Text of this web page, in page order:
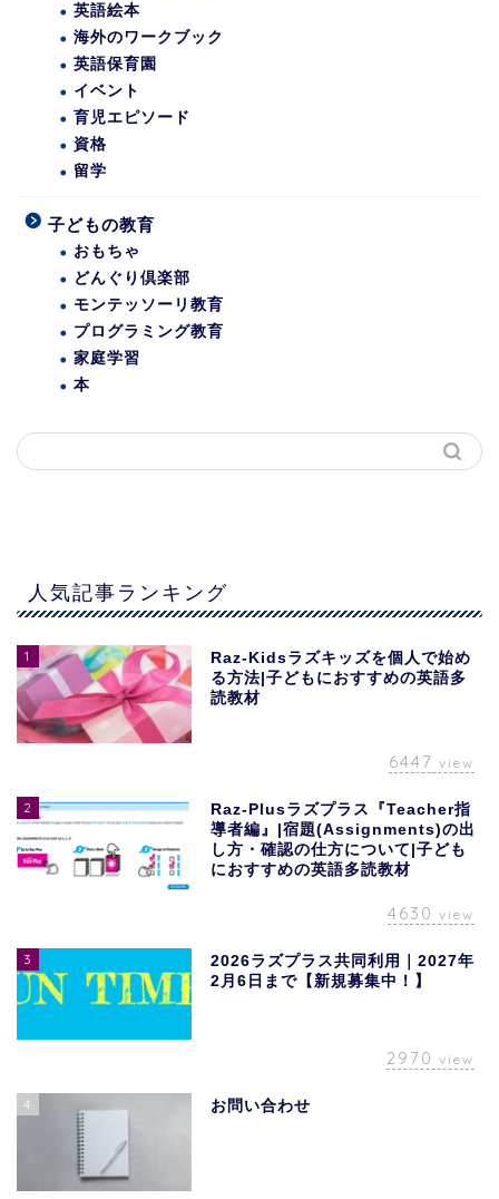
英語絵本
海外のワークブック
英語保育園
イベント
育児エピソード
資格
留学
子どもの教育
おもちゃ
どんぐり倶楽部
モンテッソーリ教育
プログラミング教育
家庭学習
本
人気記事ランキング
1
Raz-Kidsラズキッズを個人で始め
る方法|子どもにおすすめの英語多
読教材
6447 view
2
Raz-Plusラズプラス『Teacher指
導者編』|宿題(Assignments)の出
し方・確認の仕方について|子ども
におすすめの英語多読教材
4630 view
3
2026ラズプラス共同利用｜2027年
2月6日まで【新規募集中！】
2970 view
4 お問い合わせ